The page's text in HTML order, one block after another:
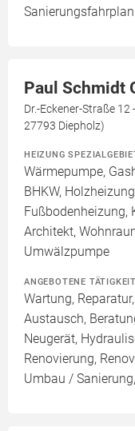
Sanierungsfahrplan
Paul Schmidt
Dr.-Eckener-Straße
27793 Diepholz)
HEIZUNG
Wärmepumpe,
BHKW,
Fußbodenheizung,
Architekt,
Umwälzpumpe
ANGEBOTENE
Wartung,
Austausch,
Neugerät,
Renovierung,
Umbau /